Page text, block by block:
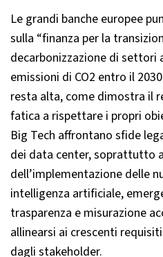
Le grandi banche europee
sulla “finanza per la
decarbonizzazione di settori
emissioni di CO2 entro il
resta alta, come dimostra il
fatica a rispettare i propri
Big Tech affrontano sfide
dei data center, soprattutto
dell’implementazione delle
intelligenza artificiale,
trasparenza e misurazione
allinearsi ai crescenti
dagli stakeholder.